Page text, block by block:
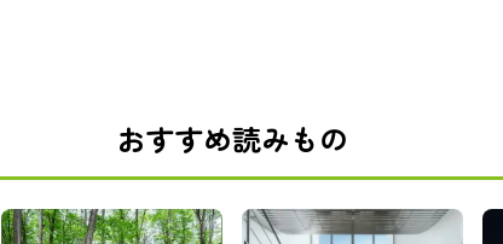
おすすめ読みもの